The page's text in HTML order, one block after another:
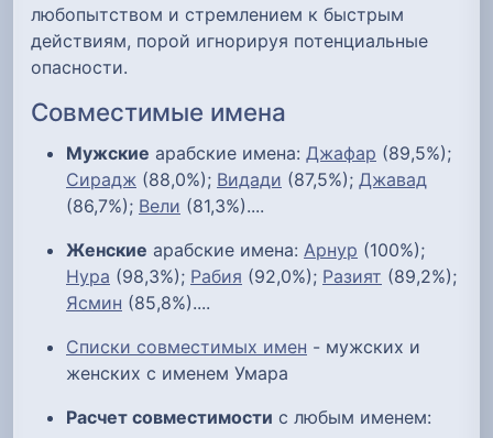
любопытством и стремлением к быстрым
действиям, порой игнорируя потенциальные
опасности.
Совместимые имена
Мужские арабские имена: Джафар (89,5%);
Сирадж (88,0%); Видади (87,5%); Джавад
(86,7%); Вели (81,3%)....
Женские арабские имена: Арнур (100%);
Нура (98,3%); Рабия (92,0%); Разият (89,2%);
Ясмин (85,8%)....
Списки совместимых имен - мужских и
женских с именем Умара
Расчет совместимости с любым именем: